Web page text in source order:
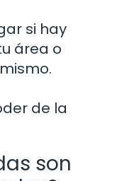
si hay
área o
de la
son